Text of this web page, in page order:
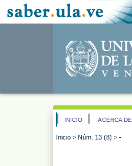
INICIO ACERCA DE
Inicio > Núm. 13 (8) > -